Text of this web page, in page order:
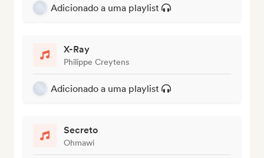
Adicionado a uma playlist
X-Ray
Philippe Creytens
Adicionado a uma playlist
Secreto
Ohmawi